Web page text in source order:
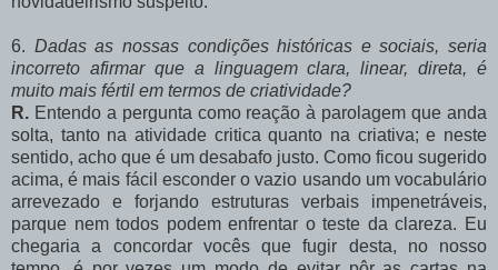
6. Dadas as nossas condições históricas e sociais, seria
incorreto afirmar que a linguagem clara, linear, direta, é
muito mais fértil em termos de criatividade?
R. Entendo a pergunta como reação à parolagem que anda
solta, tanto na atividade critica quanto na criativa; e neste
sentido, acho que é um desabafo justo. Como ficou sugerido
acima, é mais fácil esconder o vazio usando um vocabulário
arrevezado e forjando estruturas verbais impenetráveis,
parque nem todos podem enfrentar o teste da clareza. Eu
chegaria a concordar vocês que fugir desta, no nosso